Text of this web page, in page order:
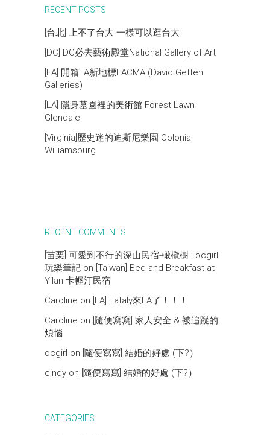
RECENT POSTS
[台北] 上不了台大 一樣可以逛台大
[DC] DC必去藝術殿堂National Gallery of Art
[LA] 開箱LA新地標LACMA (David Geffen
Galleries)
[LA] 隱身墓園裡的美術館 Forest Lawn
Glendale
[Virginia]歷史迷的迪斯尼樂園 Colonial
Williamsburg
RECENT COMMENTS
[苗栗] 可愛到不行的深山民宿-橄欖樹 | ocgirl
玩樂筆記 on [Taiwan] Bed and Breakfast at
Yilan 卡幄汀民宿
Caroline on [LA] Eataly來LA了！！！
Caroline on [隨便寫寫] 家人安全 & 被追蹤的
煩惱
ocgirl on [隨便寫寫] 結婚的好處 (下?）
cindy on [隨便寫寫] 結婚的好處 (下?）
CATEGORIES